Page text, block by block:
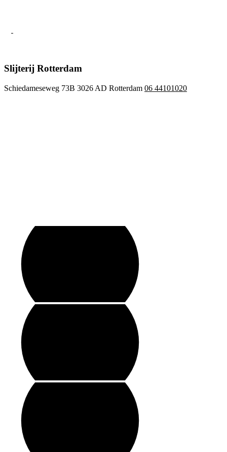
Slijterij Rotterdam
Schiedameseweg 73B 3026 AD Rotterdam 06 44101020